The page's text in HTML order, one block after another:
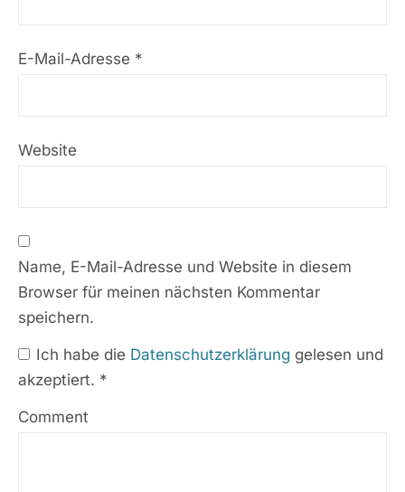
E-Mail-Adresse *
Website
Name, E-Mail-Adresse und Website in diesem
Browser für meinen nächsten Kommentar
speichern.
Ich habe die Datenschutzerklärung gelesen und
akzeptiert. *
Comment